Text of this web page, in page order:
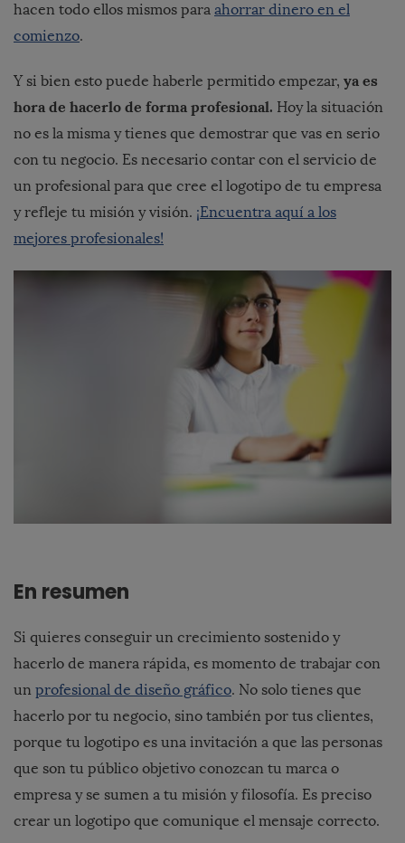
hacen todo ellos mismos para ahorrar dinero en el
comienzo.
Y si bien esto puede haberle permitido empezar, ya es
hora de hacerlo de forma profesional. Hoy la situación
no es la misma y tienes que demostrar que vas en serio
con tu negocio. Es necesario contar con el servicio de
un profesional para que cree el logotipo de tu empresa
y refleje tu misión y visión. ¡Encuentra aquí a los
mejores profesionales!
En resumen
Si quieres conseguir un crecimiento sostenido y
hacerlo de manera rápida, es momento de trabajar con
un profesional de diseño gráfico. No solo tienes que
hacerlo por tu negocio, sino también por tus clientes,
porque tu logotipo es una invitación a que las personas
que son tu público objetivo conozcan tu marca o
empresa y se sumen a tu misión y filosofía. Es preciso
crear un logotipo que comunique el mensaje correcto.